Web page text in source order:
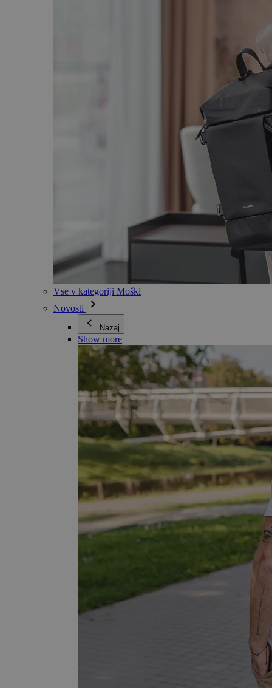
Vse v kategoriji Moški
Novosti
Nazaj
Show more